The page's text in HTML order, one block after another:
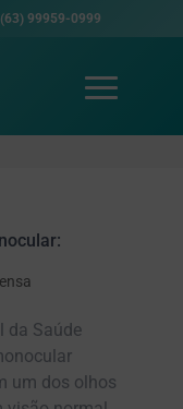
(63) 99959-0999
da Saúde
um dos olhos